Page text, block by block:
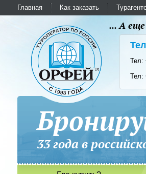
Главная Как заказать
... А
Тел:
Тел:
33 года в